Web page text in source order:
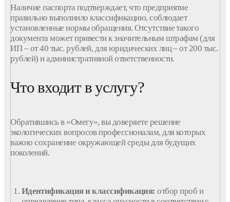
Наличиепаспорта подтверждает, чтопредприятие
правильно выполнило классификацию, соблюдает
установленные нормы обращения. Отсутствие такого
документа может привести к значительным штрафам (для
ИП – от 40 тыс. рублей, дляюридических лиц– от 200 тыс.
рублей) и административной ответственности.
Что входит в услугу?
Обратившись в «Омегу», вы доверяете решение
экологических вопросов профессионалам, для которых
важно сохранение окружающей среды для будущих
поколений.
Идентификация и классификация: отбор проб и